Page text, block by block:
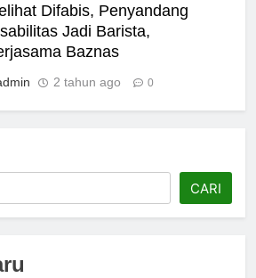
Difabis, Penyandang
Jadi Barista,
Baznas
2 tahun ago 0
CARI